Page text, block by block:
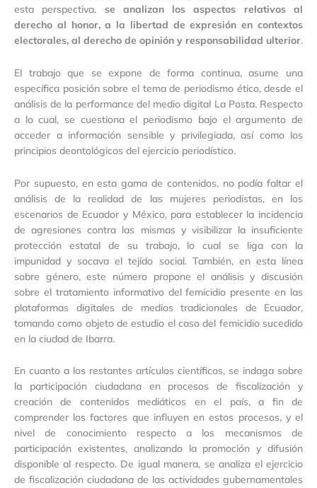
esta perspectiva, se analizan los aspectos relativos al
derecho al honor, a la libertad de expresión en contextos
electorales, al derecho de opinión y responsabilidad ulterior.
El trabajo que se expone de forma continua, asume una
específica posición sobre el tema de periodismo ético, desde el
análisis de la performance del medio digital La Posta. Respecto
a lo cual, se cuestiona el periodismo bajo el argumento de
acceder a información sensible y privilegiada, así como los
principios deontológicos del ejercicio periodístico.
Por supuesto, en esta gama de contenidos, no podía faltar el
análisis de la realidad de las mujeres periodistas, en los
escenarios de Ecuador y México, para establecer la incidencia
de agresiones contra las mismas y visibilizar la insuficiente
protección estatal de su trabajo, lo cual se liga con la
impunidad y socava el tejido social. También, en esta línea
sobre género, este número propone el análisis y discusión
sobre el tratamiento informativo del femicidio presente en las
plataformas digitales de medios tradicionales de Ecuador,
tomando como objeto de estudio el caso del femicidio sucedido
en la ciudad de Ibarra.
En cuanto a los restantes artículos científicos, se indaga sobre
la participación ciudadana en procesos de fiscalización y
creación de contenidos mediáticos en el país, a fin de
comprender los factores que influyen en estos procesos, y el
nivel de conocimiento respecto a los mecanismos de
participación existentes, analizando la promoción y difusión
disponible al respecto. De igual manera, se analiza el ejercicio
de fiscalización ciudadana de las actividades gubernamentales